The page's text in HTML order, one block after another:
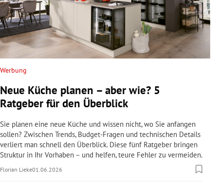
Werbung
Neue Küche planen – aber wie? 5
Ratgeber für den Überblick
Sie planen eine neue Küche und wissen nicht, wo Sie anfangen
sollen? Zwischen Trends, Budget-Fragen und technischen Details
verliert man schnell den Überblick. Diese fünf Ratgeber bringen
Struktur in Ihr Vorhaben – und helfen, teure Fehler zu vermeiden.
Florian Lieke01.06.2026